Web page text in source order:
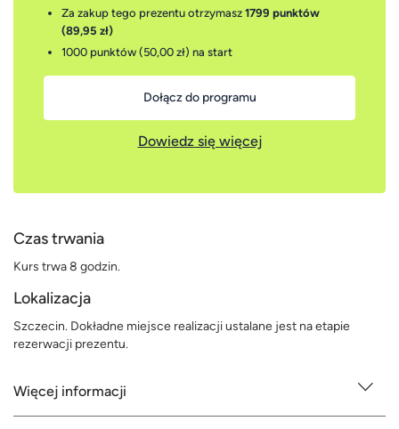
Za zakup tego prezentu otrzymasz 1799 punktów
(89,95 zł)
1000 punktów (50,00 zł) na start
Dołącz do programu
Dowiedz się więcej
Czas trwania
Kurs trwa 8 godzin.
Lokalizacja
Szczecin. Dokładne miejsce realizacji ustalane jest na etapie
rezerwacji prezentu.
Więcej informacji